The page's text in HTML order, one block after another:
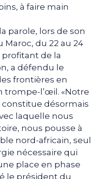
à faire main
parole, lors de son
Maroc, du 22 au 24
profitant de la
a défendu le
frontières en
trompe-l’œil. «Notre
désormais
laquelle nous
nous pousse à
nord-africain, seul
nécessaire qui
place en phase
le président du